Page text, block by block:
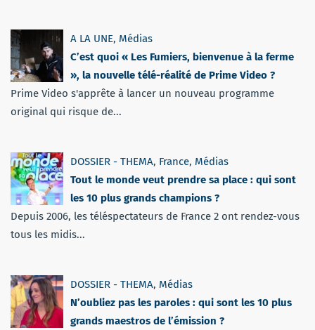
A LA UNE, Médias
C’est quoi « Les Fumiers, bienvenue à la ferme
», la nouvelle télé-réalité de Prime Video ?
Prime Video s'apprête à lancer un nouveau programme
original qui risque de...
DOSSIER - THEMA, France, Médias
Tout le monde veut prendre sa place : qui sont
les 10 plus grands champions ?
Depuis 2006, les téléspectateurs de France 2 ont rendez-vous
tous les midis...
DOSSIER - THEMA, Médias
N’oubliez pas les paroles : qui sont les 10 plus
grands maestros de l’émission ?